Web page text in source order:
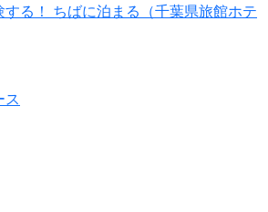
る！ ちばに泊まる（千葉県旅館ホテ
ス